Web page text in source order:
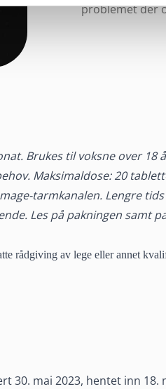
problemet der
Brukes til voksne over 18
Maksimaldose: 20
tarmkanalen. Lengre
Les på pakningen samt
rådgiving av lege eller annet
30. mai 2023, hentet inn 18.